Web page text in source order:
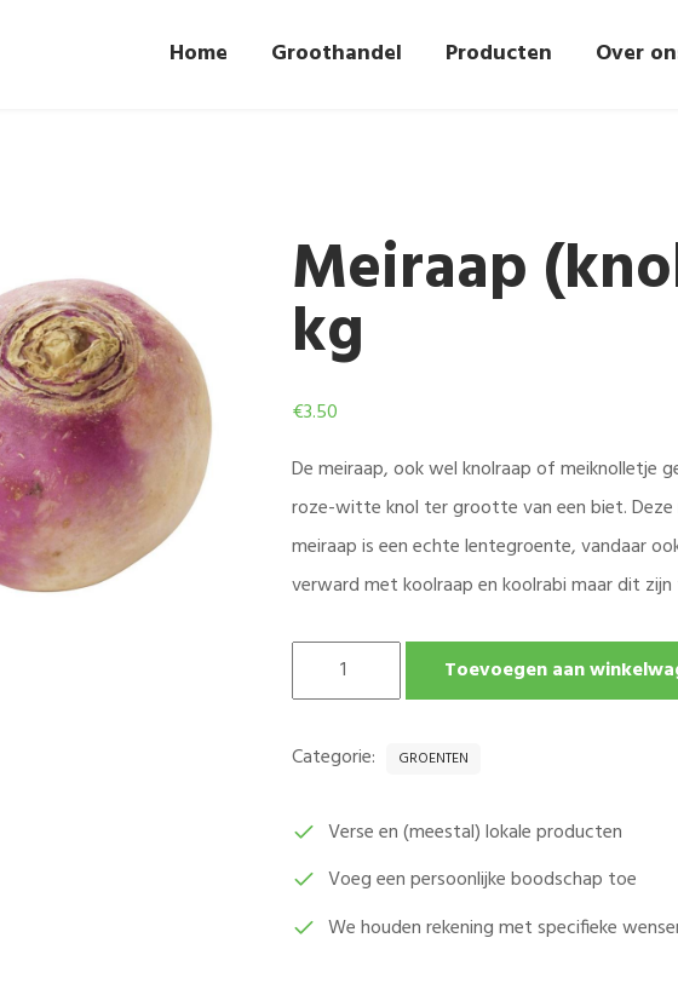
Home Groothandel Producten Over
Meiraap
kg
€3.50
De meiraap, ook wel knolraap of meiknolletje
roze-witte knol ter grootte van een biet. Deze
meiraap is een echte lentegroente, vandaar
verward met koolraap en koolrabi maar dit
(KNOLRAAP)
AANTAL
Toevoegen aan
Categorie: GROENTEN
Verse en (meestal) lokale producten
Voeg een persoonlijke boodschap toe
We houden rekening met specifieke